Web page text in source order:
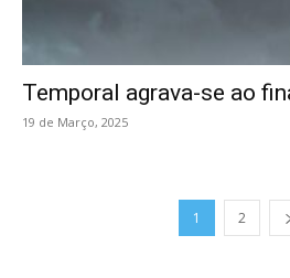
Temporal agrava-se ao
19 de Março, 2025
1 2